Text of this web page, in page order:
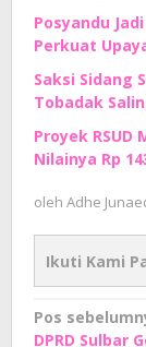
Posyandu
Perkuat
Saksi Sidang
Tobadak
Proyek
Nilainya Rp
oleh Adhe
Ikuti Kami
Pos
DPRD Sulbar